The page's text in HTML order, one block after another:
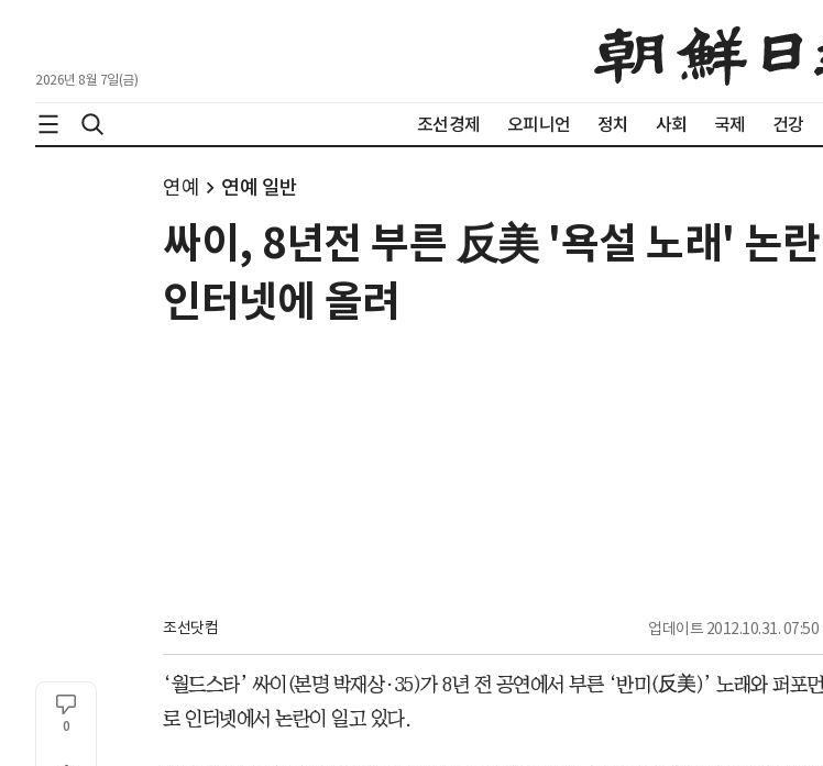
2026년 8월 7일(금)
조선경제 오피니언 정치 사회 국제 건강
연예 연예 일반
싸이, 8년전 부른 反美 '욕설 노래' 논
인터넷에 올려
조선닷컴 업데이트 2012.10.31. 07:50
0
‘월드스타’ 싸이(본명 박재상·35)가 8년 전 공연에서 부른 ‘반미(反美)’ 노래와 퍼포
로 인터넷에서 논란이 일고 있다.